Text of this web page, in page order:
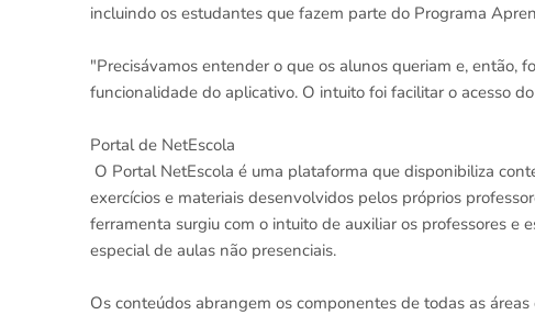
incluindo os estudantes que fazem parte do Programa
"Precisávamos entender o que os alunos queriam e, então,
funcionalidade do aplicativo. O intuito foi facilitar o acesso
Portal de NetEscola
O Portal NetEscola é uma plataforma que disponibiliza
exercícios e materiais desenvolvidos pelos próprios
ferramenta surgiu com o intuito de auxiliar os professores
especial de aulas não presenciais.
Os conteúdos abrangem os componentes de todas as